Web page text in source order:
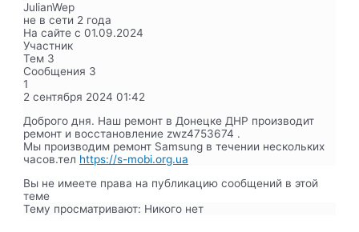
JulianWep
не в сети 2 года
На сайте с 01.09.2024
Участник
Тем 3
Сообщения 3
1
2 сентября 2024 01:42
Доброго дня. Наш ремонт в Донецке ДНР производит
ремонт и восстановление zwz4753674 .
Мы производим ремонт Samsung в течении нескольких
часов.тел https://s-mobi.org.ua
Вы не имеете права на публикацию сообщений в этой
теме
Тему просматривают: Никого нет